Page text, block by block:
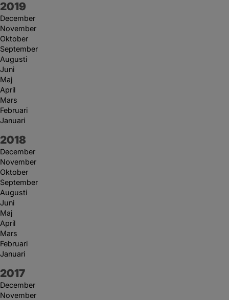
År:
2019
December
November
Oktober
September
Augusti
Juni
Maj
April
Mars
Februari
Januari
År:
2018
December
November
Oktober
September
Augusti
Juni
Maj
April
Mars
Februari
Januari
År:
2017
December
November